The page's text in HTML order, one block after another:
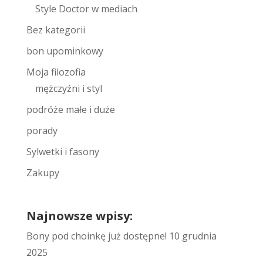
Style Doctor w mediach
Bez kategorii
bon upominkowy
Moja filozofia
mężczyźni i styl
podróże małe i duże
porady
Sylwetki i fasony
Zakupy
Najnowsze wpisy:
Bony pod choinkę już dostępne! 10 grudnia
2025